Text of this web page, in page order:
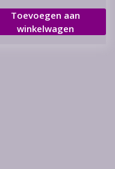
Toevoegen aan
winkelwagen